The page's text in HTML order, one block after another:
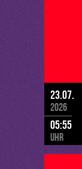
23.07.
2026
05:55
Uhr